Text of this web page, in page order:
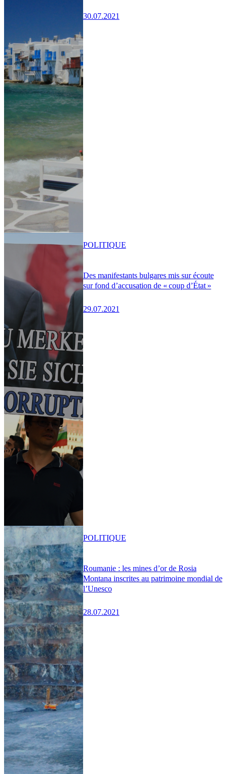
30.07.2021
Des manifestants bulgares mis sur écoute
sur fond d’accusation de « coup d’État »
29.07.2021
POLITIQUE
Roumanie : les mines d’or de Rosia
Montana inscrites au patrimoine mondial de
l’Unesco
28.07.2021
POLITIQUE